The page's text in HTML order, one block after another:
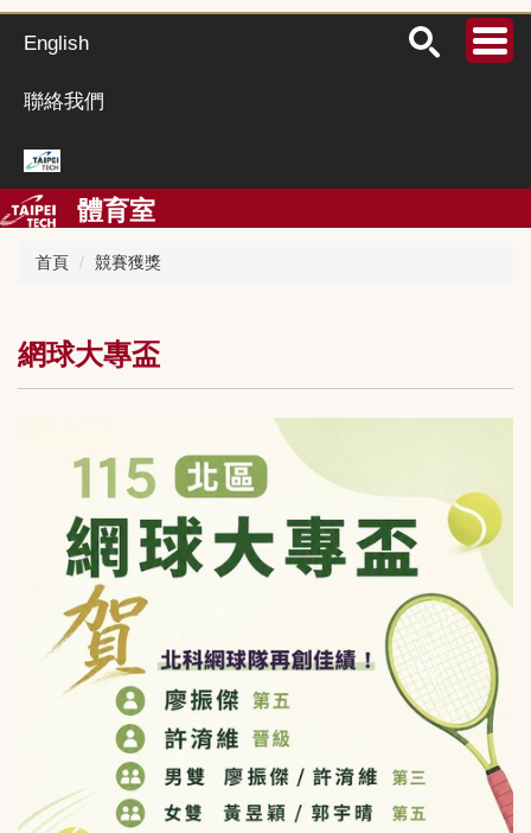
跳
到
要
區
English
聯絡我們
體育室
首頁 競賽獲獎
網球大專盃